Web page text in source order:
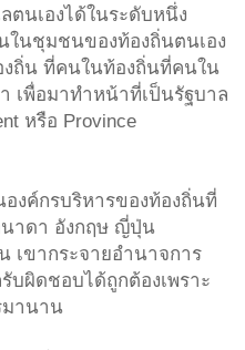
ตนเองได้ในระดับหนึ่ง
นชุมชนของท้องถิ่นตนเอง
ถิ่น ที่คนในท้องถิ่นที่คนใน
เพื่อมาทำหน้าที่เป็นรัฐบาล
หรือ Province
งค์กรบริหารของท้องถิ่นที่
นาดา อังกฤษ ญี่ปุ่น
เขากระจายอำนาจการ
บผิดชอบได้ถูกต้องเพราะ
มานาน